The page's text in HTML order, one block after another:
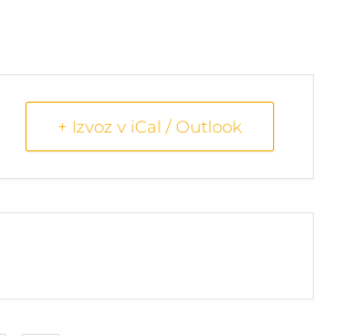
+ Izvoz v iCal / Outlook